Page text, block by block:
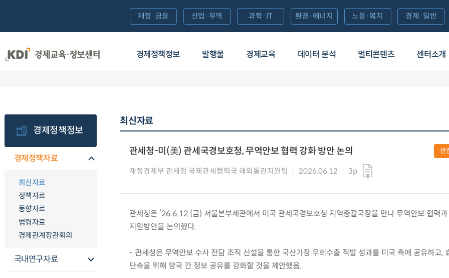
경제정책정보 발행물 경제교육 데이터 분석 멀티콘텐츠 센터소개
재정·금융 산업·무역 과학·IT 환경·에너지 노동·복지 경제·일반
경제정책정보
경제정책자료
최신자료
정책자료
동향자료
법령자료
경제관계장관회의
국내연구자료
최신자료
관세청-미(美) 관세국경보호청, 무역안보 협력 강화 방안 논의
재정경제부 관세청 국제관세협력국 해외통관지원팀 2026.06.12 3p
관
관세청은 ’26.6.12.(금) 서울본부세관에서 미국 관세국경보호청 지역총괄국장을 만나 무역안보 협력과
지원방안을 논의했다.
- 관세청은 무역안보 수사 전담 조직 신설을 통한 국산가장 우회수출 적발 성과를 미국 측에 공유하고,
단속을 위해 양국 간 정보 공유를 강화할 것을 제안했음.